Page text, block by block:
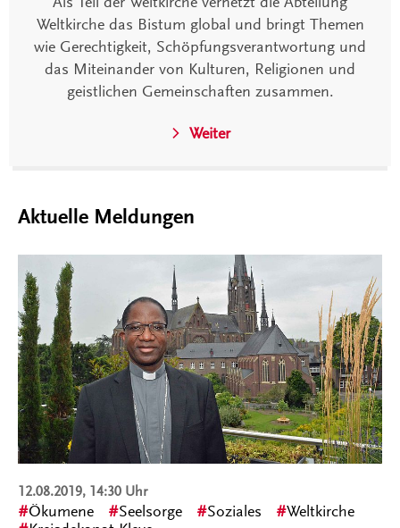
Weltkirche das Bistum global und bringt Themen
wie Gerechtigkeit, Schöpfungsverantwortung und
das Miteinander von Kulturen, Religionen und
geistlichen Gemeinschaften zusammen.
Weiter
Aktuelle Meldungen
12.08.2019, 14:30 Uhr
Ökumene Seelsorge Soziales
Weltkirche